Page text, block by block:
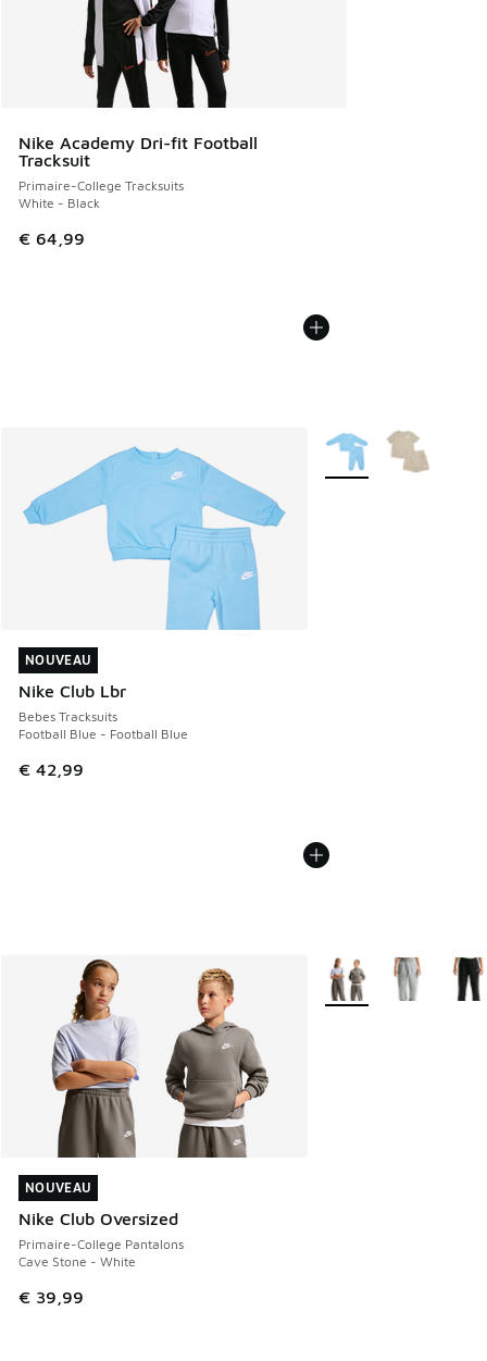
Nike Academy Dri-fit Football
Tracksuit
Primaire-College Tracksuits
White - Black
€ 64,99
NOUVEAU
Nike Club Lbr
Bebes Tracksuits
Football Blue - Football Blue
€ 42,99
NOUVEAU
Plus de couleurs
NOUVEAU
Nike Club Oversized
Primaire-College Pantalons
Cave Stone - White
€ 39,99
NOUVEAU
Plus de couleurs